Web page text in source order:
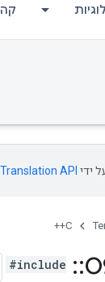
ידי API
C++
::
#include